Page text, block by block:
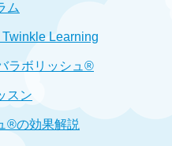
ム
Learning
ラボリッシュ®
スン
®の効果解説